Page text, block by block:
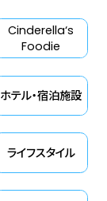
Cinderella‘s
Foodie
ホテル・宿泊施設
ライフスタイル